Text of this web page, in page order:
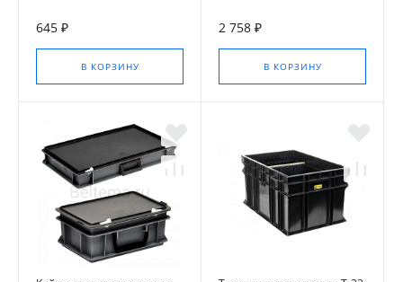
645 ₽
В КОРЗИНУ
2 758 ₽
В КОРЗИНУ